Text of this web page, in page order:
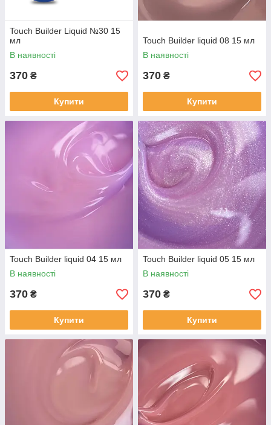
Touch Builder Liquid №30 15
мл
В наявності
370 ₴
Купити
Touch Builder liquid 08 15 мл
В наявності
370 ₴
Купити
Touch Builder liquid 04 15 мл
В наявності
370 ₴
Купити
Touch Builder liquid 05 15 мл
В наявності
370 ₴
Купити